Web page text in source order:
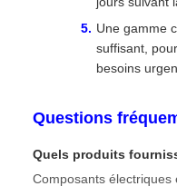
Une gamme
suffisant,
besoins
Questions
Quels produits
Composants électriques